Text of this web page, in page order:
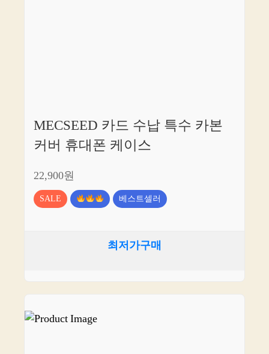
MECSEED 카드 수납 특수 카본
커버 휴대폰 케이스
22,900원
SALE 베스트셀러
최저가구매